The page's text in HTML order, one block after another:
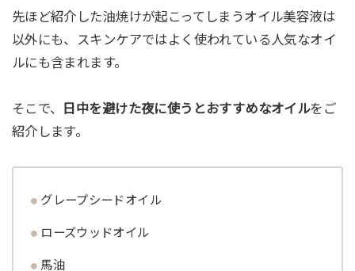
先ほど紹介した油焼けが起こってしまうオイル美容液は
以外にも、スキンケアではよく使われている人気なオイ
ルにも含まれます。
そこで、 日中を避けた夜に使うとおすすめなオイルをご
紹介します。
グレープシードオイル
ローズウッドオイル
馬油